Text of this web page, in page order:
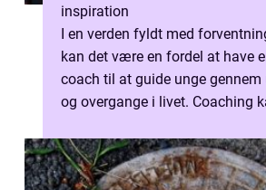
inspiration
I en verden fyldt med
kan det være en fordel at have
coach til at guide unge
og overgange i livet. Coaching